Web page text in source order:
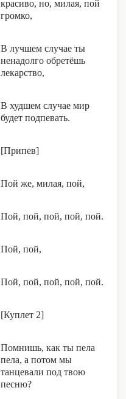
красиво, но, милая, пой
громко,
В лучшем случае ты
ненадолго обретёшь
лекарство,
В худшем случае мир
будет подпевать.
[Припев]
Пой же, милая, пой,
Пой, пой, пой, пой, пой.
Пой, пой,
Пой, пой, пой, пой, пой.
[Куплет 2]
Помнишь, как ты пела
пела, а потом мы
танцевали под твою
песню?